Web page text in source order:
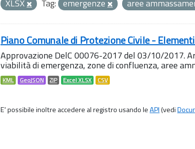
XLSX
Tag: emergenze aree
Piano Comunale di Protezione Civile -
Approvazione DelC 00076-2017 del 03/10/2017.
viabilità di emergenza, zone di confluenza, aree
KML GeoJSON ZIP Excel XLSX CSV
E' possibile inoltre accedere al registro usando leAPI(vedi